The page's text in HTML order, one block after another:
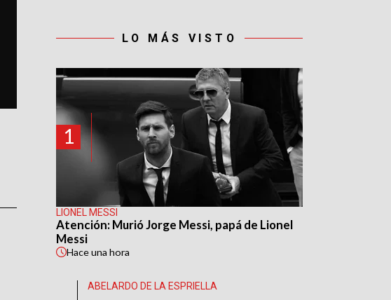
LO MÁS VISTO
1
LIONEL MESSI
Atención: Murió Jorge Messi, papá de Lionel
Messi
Haceuna hora
ABELARDO DE LA ESPRIELLA